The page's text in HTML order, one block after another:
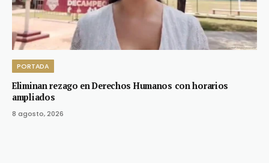
PORTADA
Eliminan rezago en Derechos Humanos con horarios
ampliados
8 agosto, 2026